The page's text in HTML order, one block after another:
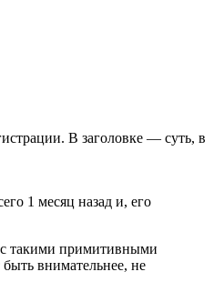
В заголовке — суть, в
1 месяц назад и, его
с такими примитивными
внимательнее, не